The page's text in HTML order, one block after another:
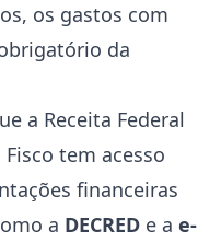
os gastos com
da
a Receita Federal
tem acesso
financeiras
a DECRED e a e-